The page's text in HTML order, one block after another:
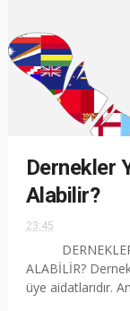
Dernekler
Alabilir?
23:45
DERNEKLER
ALABİLİR?
üye aidatlarıdır.